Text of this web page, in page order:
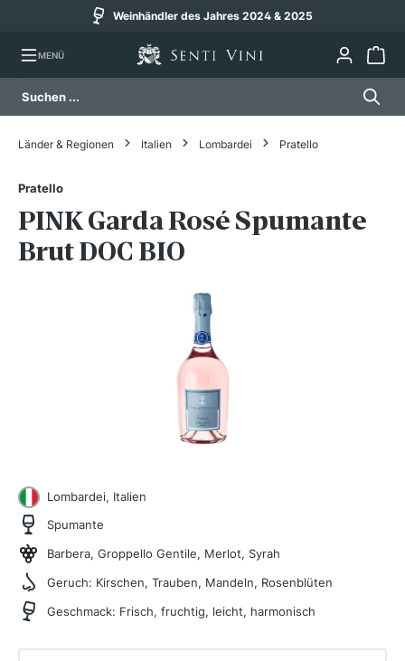
Weinhändler des Jahres 2024 & 2025
MENÜ
Bildergalerie überspringen
Länder & Regionen Italien Lombardei Pratello
Pratello
PINK Garda Rosé Spumante
Brut DOC BIO
Lombardei, Italien
Spumante
Barbera, Groppello Gentile, Merlot, Syrah
Geruch: Kirschen, Trauben, Mandeln, Rosenblüten
Geschmack: Frisch, fruchtig, leicht, harmonisch